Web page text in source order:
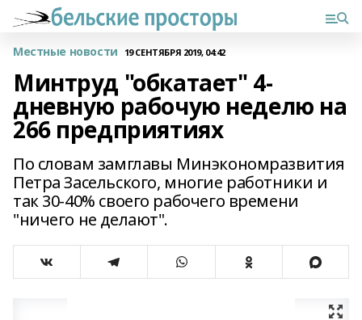
Местные новости 19 СЕНТЯБРЯ 2019, 04:42
Минтруд "обкатает" 4-
дневную рабочую неделю на
266 предприятиях
По словам замглавы Минэкономразвития
Петра Засельского, многие работники и
так 30-40% своего рабочего времени
"ничего не делают".